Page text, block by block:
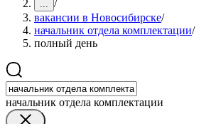
... /
вакансии в Новосибирске/
начальник отдела комплектации/
полный день
начальник отдела комплектации